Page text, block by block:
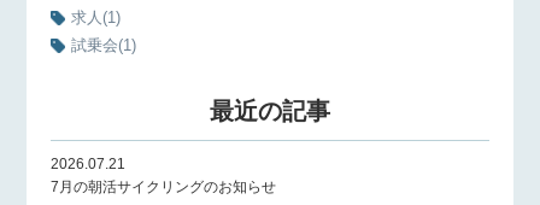
求人(1)
試乗会(1)
最近の記事
2026.07.21
7月の朝活サイクリングのお知らせ